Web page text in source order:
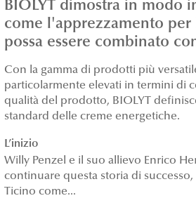
BIOLYT dimostra in modo
come l'apprezzamento
possa essere combinato
Con la gamma di prodotti più
particolarmente elevati in termini di
qualità del prodotto, BIOLYT
standard delle creme energetiche.
L’inizio
Willy Penzel e il suo allievo Enrico
continuare questa storia di successo,
Ticino come...